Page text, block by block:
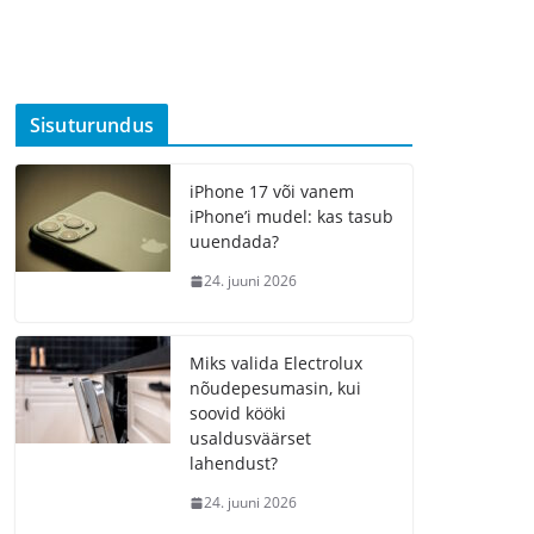
Sisuturundus
iPhone 17 või vanem
iPhone’i mudel: kas tasub
uuendada?
24. juuni 2026
Miks valida Electrolux
nõudepesumasin, kui
soovid kööki
usaldusväärset
lahendust?
24. juuni 2026